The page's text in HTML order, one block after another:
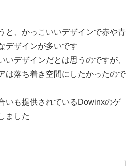
と、かっこいいデザインで赤や青
デザインが多いです
いデザインだとは思うのですが、
は落ち着き空間にしたかったので
いも提供されているDowinxのゲ
ました